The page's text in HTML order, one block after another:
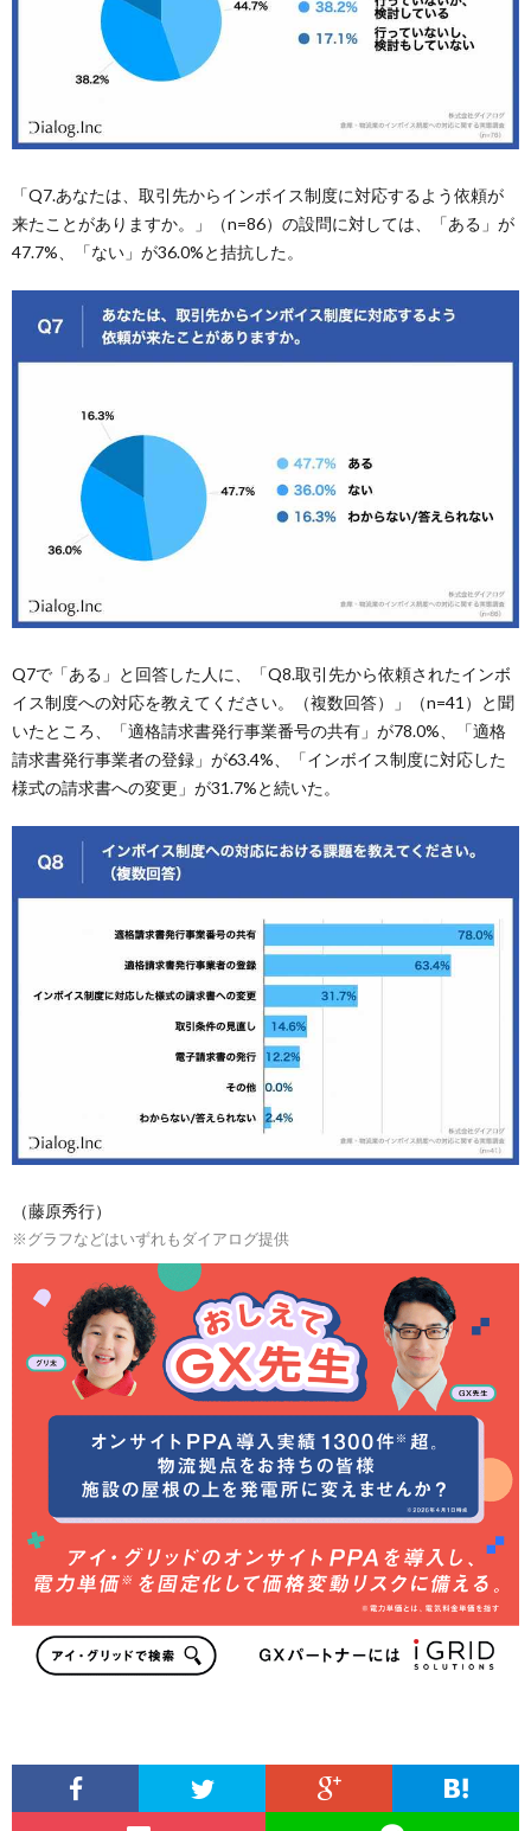
「Q7.あなたは、取引先からインボイス制度に対応するよう依頼が
来たことがありますか。」（n=86）の設問に対しては、「ある」が
47.7%、「ない」が36.0%と拮抗した。
Q7で「ある」と回答した人に、「Q8.取引先から依頼されたインボ
イス制度への対応を教えてください。（複数回答）」（n=41）と聞
いたところ、「適格請求書発行事業番号の共有」が78.0%、「適格
請求書発行事業者の登録」が63.4%、「インボイス制度に対応した
様式の請求書への変更」が31.7%と続いた。
（藤原秀行）
※グラフなどはいずれもダイアログ提供